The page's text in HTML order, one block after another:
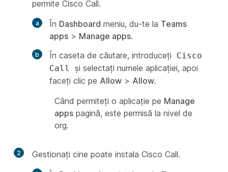
permite Cisco Call.
În Dashboard meniu, du-te la Teams
apps > Manage apps.
În caseta de căutare, introduceți
Cisco
Call
și selectați numele aplicației, apoi
faceți clic pe Allow > Allow.
Când permiteți o aplicație pe Manage
apps pagină, este permisă la nivel de
org.
2
Gestionați cine poate instala Cisco Call.